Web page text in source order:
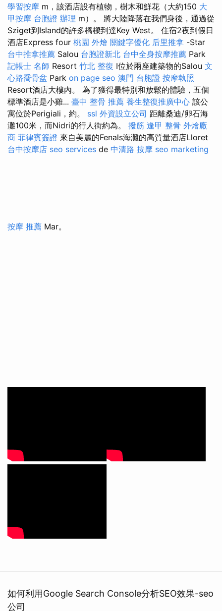
學習按摩 m，該酒店設有植物，樹木和鮮花（大約150 大
甲按摩 台胞證 辦理 m）。 將大陸降落在我們身後，通過從
Sziget到Island的許多橋樑到達Key West。 住宿2夜到假日
酒店Express four 桃園 外燴 關鍵字優化 后里推拿 -Star
台中推拿推薦 Salou 台胞證新北 台中全身按摩推薦 Park
記帳士 名師 Resort 竹北 整復 I位於兩座建築物的Salou 文
心路喬骨盆 Park on page seo 澳門 台胞證 按摩執照
Resort酒店大樓內。 為了獲得最特別和放鬆的體驗，五個
標準酒店是小雞... 臺中 整骨 推薦 養生整復推廣中心 該公
寓位於Perigiali，約。 ssl 外資設立公司 距離桑迪/卵石海
灘100米，而Nidri的行人街約為。 撥筋 逢甲 整骨 外燴廠
商 菲律賓簽證 來自美麗的Fenals海灘的高質量酒店Lloret
台中按摩店 seo services de 中清路 按摩 seo marketing
按摩 推薦 Mar。
如何利用Google Search Console分析SEO效果-seo
公司